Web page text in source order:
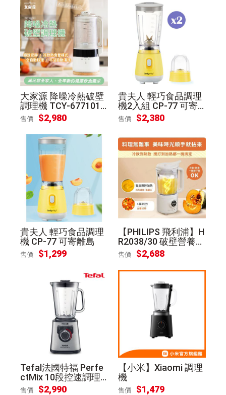
大家源 降噪冷熱破壁
調理機 TCY-677101
可寄離島
售價 $2,980
貴夫人 輕巧食品調理
機2入組 CP-77 可寄
離島
售價 $2,380
貴夫人 輕巧食品調理
機 CP-77 可寄離島
售價 $1,299
【PHILIPS 飛利浦】H
R2038/30 破壁營養冷
熱豆漿調理機
售價 $2,688
Tefal法國特福 Perfe
ctMix 10段控速調理
機 BL811D70
售價 $2,990
【小米】Xiaomi 調理
機
售價 $1,479